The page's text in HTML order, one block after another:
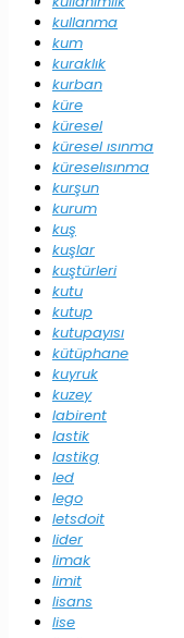
kullanma
kum
kuraklık
kurban
küre
küresel
küresel ısınma
küreselısınma
kurşun
kurum
kuş
kuşlar
kuştürleri
kutu
kutup
kutupayısı
kütüphane
kuyruk
kuzey
labirent
lastik
lastikg
led
lego
letsdoit
lider
limak
limit
lisans
lise